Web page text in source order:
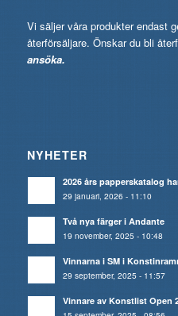
Vi säljer våra produkter endast
återförsäljare. Önskar du bli
ansöka.
NYHETER
2026 års papperskatalog
29 januari, 2026 - 11:10
Två nya färger i Andante
19 november, 2025 - 10:48
Vinnarna i SM i
29 september, 2025 - 11:57
Vinnare av Konstlist Open